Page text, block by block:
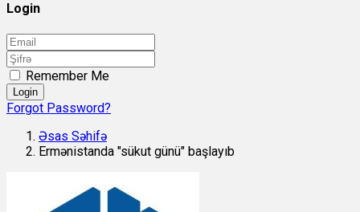
Login
Remember Me
Login
Forgot Password?
Əsas Səhifə
Ermənistanda "sükut günü" başlayıb